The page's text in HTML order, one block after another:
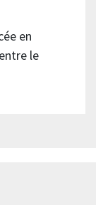
en
le